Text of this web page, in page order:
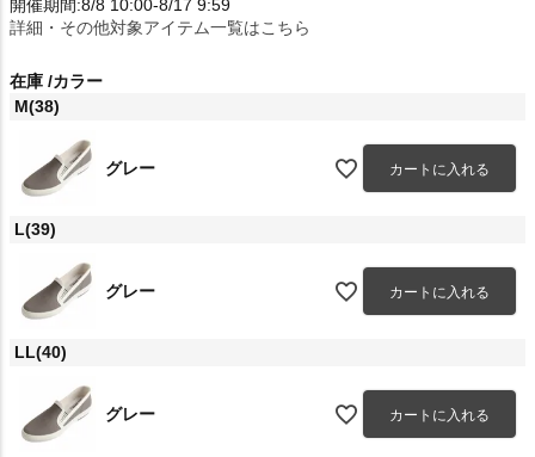
開催期間:8/8 10:00-8/17 9:59
詳細・その他対象アイテム一覧はこちら
在庫 カラー
M(38)
グレー カートに入れる
L(39)
グレー カートに入れる
LL(40)
グレー カートに入れる